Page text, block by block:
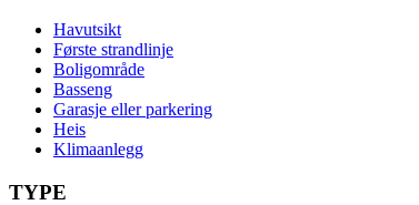
Havutsikt
Første strandlinje
Boligområde
Basseng
Garasje eller parkering
Heis
Klimaanlegg
TYPE